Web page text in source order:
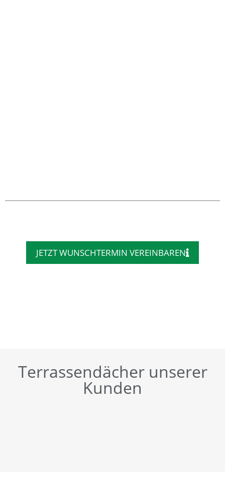
JETZT WUNSCHTERMIN VEREINBAREN
Terrassendächer unserer
Kunden